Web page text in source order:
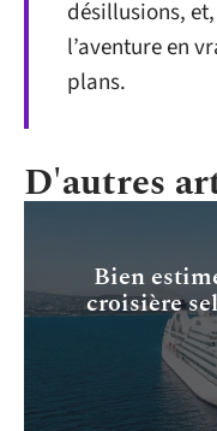
désillusions,
l’aventure en
plans.
D'autres
Bien
croisière